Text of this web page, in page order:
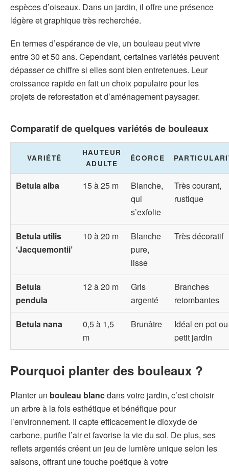
espèces d’oiseaux. Dans un jardin, il offre une présence
légère et graphique très recherchée.
En termes d’espérance de vie, un bouleau peut vivre
entre 30 et 50 ans. Cependant, certaines variétés peuvent
dépasser ce chiffre si elles sont bien entretenues. Leur
croissance rapide en fait un choix populaire pour les
projets de reforestation et d’aménagement paysager.
Comparatif de quelques variétés de bouleaux
VARIÉTÉ
HAUTEUR
ADULTE
ÉCORCE
Betula alba 15 à 25 m
Blanche,
qui
s’exfolie
Très courant,
rustique
Betula utilis
‘Jacquemontii’
10 à 20 m
Blanche
pure,
lisse
Très décoratif
Betula
pendula
12 à 20 m
Gris
argenté
Branches
retombantes
Betula nana
0,5 à 1,5
m
Brunâtre
Idéal en pot ou
petit jardin
Pourquoi planter des bouleaux ?
Planter un bouleau blancdans votre jardin, c’est choisir
un arbre à la fois esthétique et bénéfique pour
l’environnement. Il capte efficacement le dioxyde de
carbone, purifie l’air et favorise la vie du sol. De plus, ses
reflets argentés créent un jeu de lumière unique selon les
saisons, offrant une touche poétique à votre